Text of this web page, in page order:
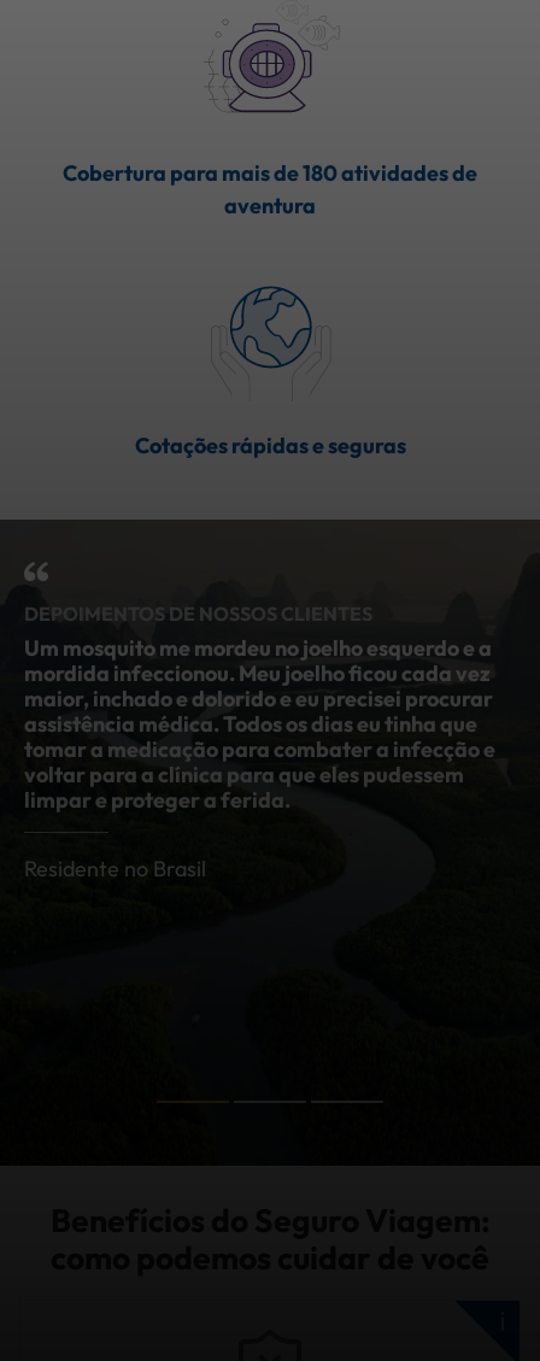
Cobertura para mais de 180 atividades de
aventura
Cotações rápidas e seguras
DEPOIMENTOS DE NOSSOS CLIENTES
Um mosquito me mordeu no joelho esquerdo e a
mordida infeccionou. Meu joelho ficou cada vez
maior, inchado e dolorido e eu precisei procurar
assistência médica. Todos os dias eu tinha que
tomar a medicação para combater a infecção e
voltar para a clínica para que eles pudessem
limpar e proteger a ferida.
Residente no Brasil